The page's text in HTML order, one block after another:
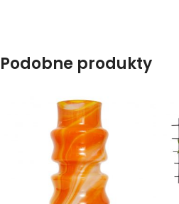
Podobne produkty